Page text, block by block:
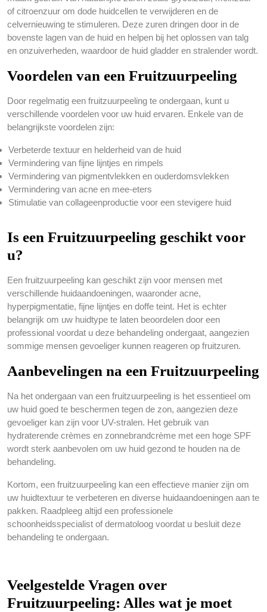
of citroenzuur om dode huidcellen te verwijderen en de
celvernieuwing te stimuleren. Deze zuren dringen door in de
bovenste lagen van de huid en helpen bij het oplossen van talg
en onzuiverheden, waardoor de huid gladder en stralender wordt.
Voordelen van een Fruitzuurpeeling
Door regelmatig een fruitzuurpeeling te ondergaan, kunt u
verschillende voordelen voor uw huid ervaren. Enkele van de
belangrijkste voordelen zijn:
Verbeterde textuur en helderheid van de huid
Vermindering van fijne lijntjes en rimpels
Vermindering van pigmentvlekken en ouderdomsvlekken
Vermindering van acne en mee-eters
Stimulatie van collageenproductie voor een stevigere huid
Is een Fruitzuurpeeling geschikt voor
u?
Een fruitzuurpeeling kan geschikt zijn voor mensen met
verschillende huidaandoeningen, waaronder acne,
hyperpigmentatie, fijne lijntjes en doffe teint. Het is echter
belangrijk om uw huidtype te laten beoordelen door een
professional voordat u deze behandeling ondergaat, aangezien
sommige mensen gevoeliger kunnen reageren op fruitzuren.
Aanbevelingen na een Fruitzuurpeeling
Na het ondergaan van een fruitzuurpeeling is het essentieel om
uw huid goed te beschermen tegen de zon, aangezien deze
gevoeliger kan zijn voor UV-stralen. Het gebruik van
hydraterende crèmes en zonnebrandcrème met een hoge SPF
wordt sterk aanbevolen om uw huid gezond te houden na de
behandeling.
Kortom, een fruitzuurpeeling kan een effectieve manier zijn om
uw huidtextuur te verbeteren en diverse huidaandoeningen aan te
pakken. Raadpleeg altijd een professionele
schoonheidsspecialist of dermatoloog voordat u besluit deze
behandeling te ondergaan.
Veelgestelde Vragen over
Fruitzuurpeeling: Alles wat je moet